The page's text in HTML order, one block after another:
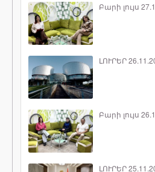
Բարի լույս
ԼՈՒՐԵՐ
Բարի լույս
ԼՈՒՐԵՐ